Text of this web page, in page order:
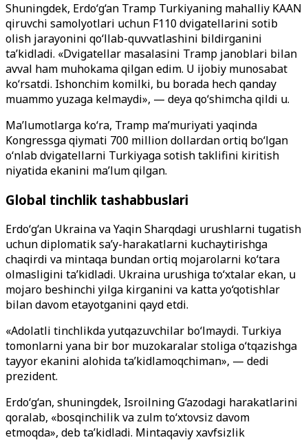
Shuningdek, Erdo‘g‘an Tramp Turkiyaning mahalliy KAAN
qiruvchi samolyotlari uchun F110 dvigatellarini sotib
olish jarayonini qo‘llab-quvvatlashini bildirganini
ta’kidladi. «Dvigatellar masalasini Tramp janoblari bilan
avval ham muhokama qilgan edim. U ijobiy munosabat
ko‘rsatdi. Ishonchim komilki, bu borada hech qanday
muammo yuzaga kelmaydi», — deya qo‘shimcha qildi u.
Ma’lumotlarga ko‘ra, Tramp ma’muriyati yaqinda
Kongressga qiymati 700 million dollardan ortiq bo‘lgan
o‘nlab dvigatellarni Turkiyaga sotish taklifini kiritish
niyatida ekanini ma’lum qilgan.
Global tinchlik tashabbuslari
Erdo‘g‘an Ukraina va Yaqin Sharqdagi urushlarni tugatish
uchun diplomatik sa’y-harakatlarni kuchaytirishga
chaqirdi va mintaqa bundan ortiq mojarolarni ko‘tara
olmasligini ta’kidladi. Ukraina urushiga to‘xtalar ekan, u
mojaro beshinchi yilga kirganini va katta yo‘qotishlar
bilan davom etayotganini qayd etdi.
«Adolatli tinchlikda yutqazuvchilar bo‘lmaydi. Turkiya
tomonlarni yana bir bor muzokaralar stoliga o‘tqazishga
tayyor ekanini alohida ta’kidlamoqchiman», — dedi
prezident.
Erdo‘g‘an, shuningdek, Isroilning G‘azodagi harakatlarini
qoralab, «bosqinchilik va zulm to‘xtovsiz davom
etmoqda», deb ta’kidladi. Mintaqaviy xavfsizlik